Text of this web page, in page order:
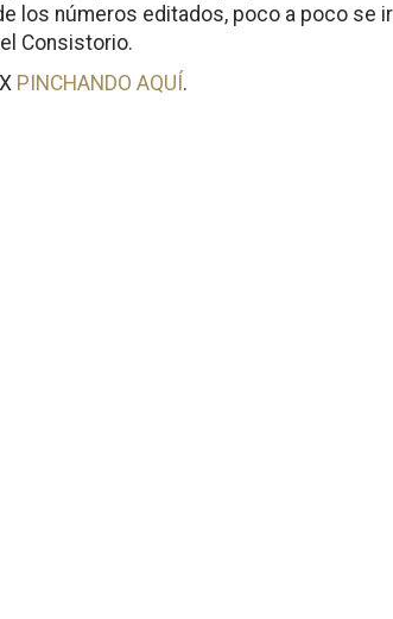
los números editados, poco a poco se
Consistorio.
PINCHANDO AQUÍ.